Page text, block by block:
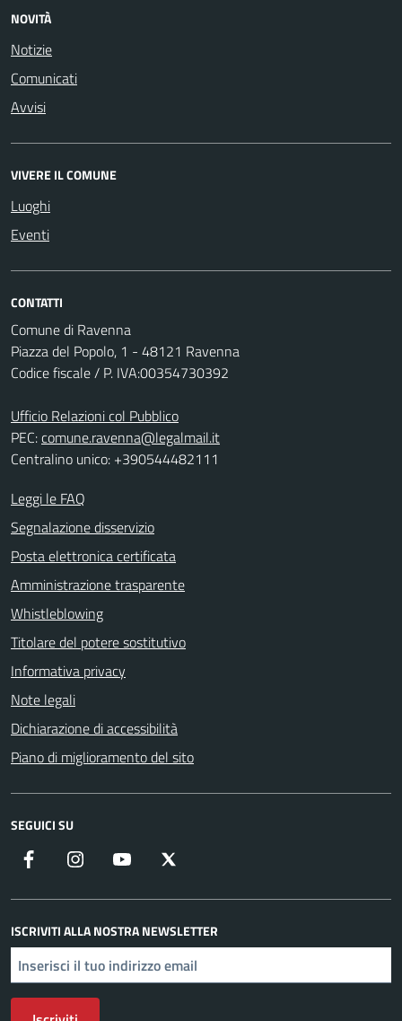
NOVITÀ
Notizie
Comunicati
Avvisi
VIVERE IL COMUNE
Luoghi
Eventi
CONTATTI
Comune di Ravenna
Piazza del Popolo, 1 - 48121 Ravenna
Codice fiscale / P. IVA:00354730392
Ufficio Relazioni col Pubblico
PEC:comune.ravenna@legalmail.it
Centralino unico: +390544482111
Leggi le FAQ
Segnalazione disservizio
Posta elettronica certificata
Amministrazione trasparente
Whistleblowing
Titolare del potere sostitutivo
Informativa privacy
Note legali
Dichiarazione di accessibilità
Piano di miglioramento del sito
SEGUICI SU
Facebook Instagram YouTube
ISCRIVITI ALLA NOSTRA NEWSLETTER